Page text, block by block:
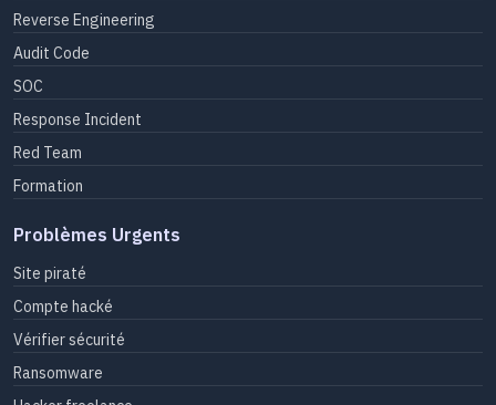
Reverse Engineering
Audit Code
SOC
Response Incident
Red Team
Formation
Problèmes Urgents
Site piraté
Compte hacké
Vérifier sécurité
Ransomware